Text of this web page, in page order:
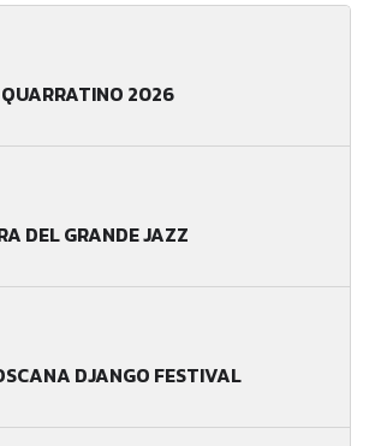
2026
DEL GRANDE JAZZ
DJANGO FESTIVAL